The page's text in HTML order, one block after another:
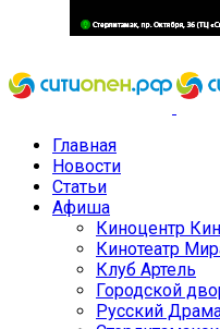
Главная
Новости
Статьи
Афиша
Киноцентр
Кинотеатр
Клуб Артель
Городской
Русский